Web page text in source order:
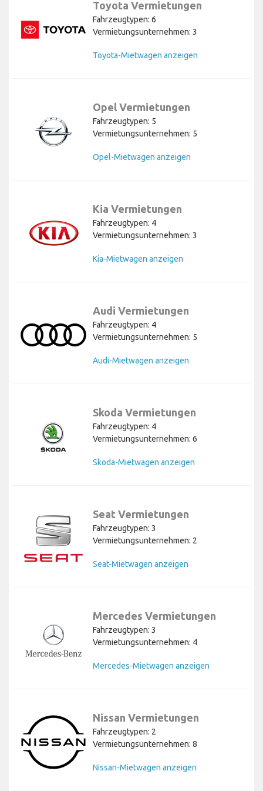
Toyota Vermietungen
Fahrzeugtypen: 6
Vermietungsunternehmen: 3
Toyota-Mietwagen anzeigen
Opel Vermietungen
Fahrzeugtypen: 5
Vermietungsunternehmen: 5
Opel-Mietwagen anzeigen
Kia Vermietungen
Fahrzeugtypen: 4
Vermietungsunternehmen: 3
Kia-Mietwagen anzeigen
Audi Vermietungen
Fahrzeugtypen: 4
Vermietungsunternehmen: 5
Audi-Mietwagen anzeigen
Skoda Vermietungen
Fahrzeugtypen: 4
Vermietungsunternehmen: 6
Skoda-Mietwagen anzeigen
Seat Vermietungen
Fahrzeugtypen: 3
Vermietungsunternehmen: 2
Seat-Mietwagen anzeigen
Mercedes Vermietungen
Fahrzeugtypen: 3
Vermietungsunternehmen: 4
Mercedes-Mietwagen anzeigen
Nissan Vermietungen
Fahrzeugtypen: 2
Vermietungsunternehmen: 8
Nissan-Mietwagen anzeigen